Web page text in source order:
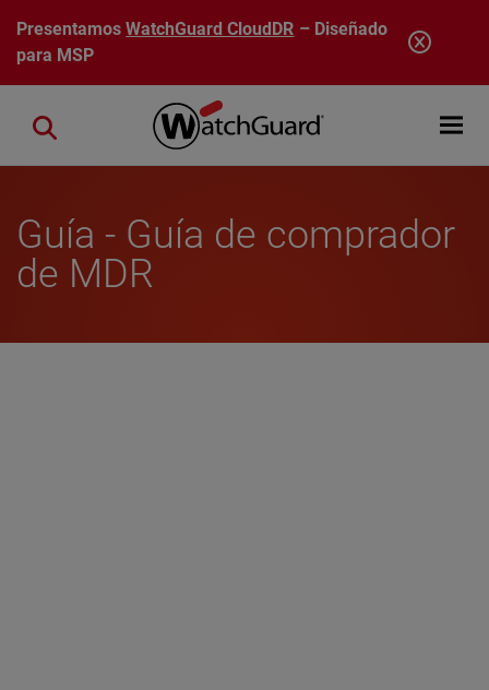
Pasar al contenido principal
PresentamosWatchGuard CloudDR – Diseñado
para MSP
Open
Close search
Guía - Guía de comprador
de MDR